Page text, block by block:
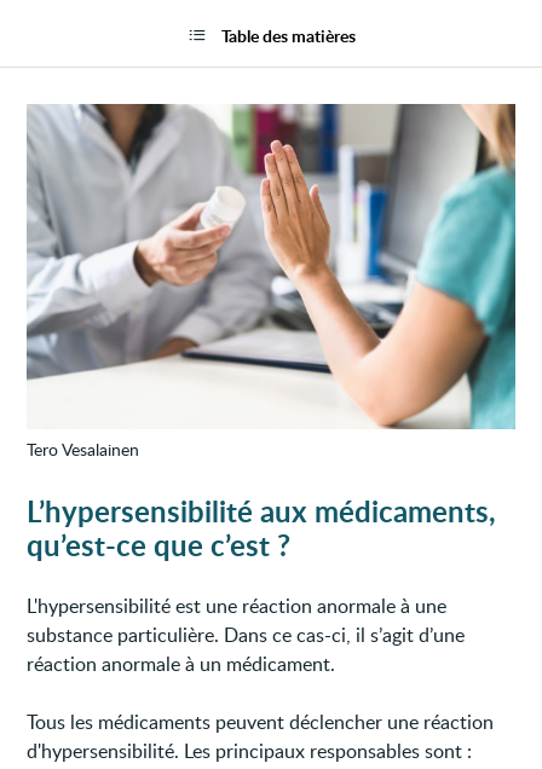
Tero Vesalainen
L’hypersensibilité aux médicaments,
qu’est-ce que c’est ?
L'hypersensibilité est une réaction anormale à une
substance particulière. Dans ce cas-ci, il s’agit d’une
réaction anormale à un médicament.
Tous les médicaments peuvent déclencher une réaction
d'hypersensibilité. Les principaux responsables sont :
Table des matières